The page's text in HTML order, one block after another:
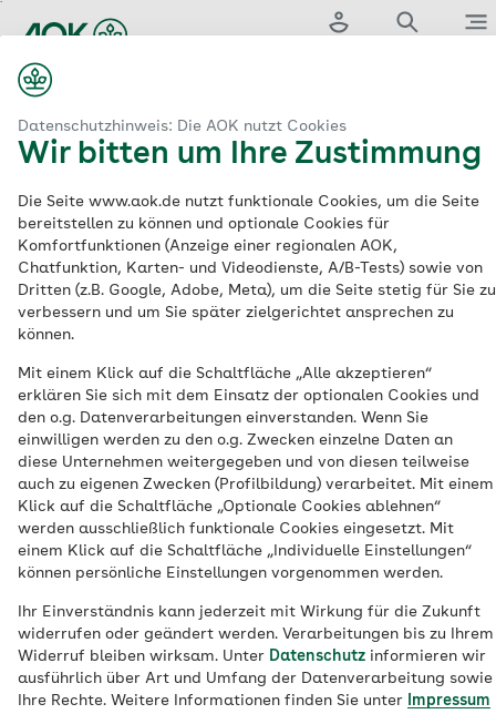
Datenschutzhinweis: Die AOK nutzt Cookies
Wir bitten um Ihre Zustimmung
Die Seite www.aok.de nutzt funktionale Cookies, um die Seite
bereitstellen zu können und optionale Cookies für
Komfortfunktionen (Anzeige einer regionalen AOK,
Chatfunktion, Karten- und Videodienste, A/B-Tests) sowie von
Dritten (z.B. Google, Adobe, Meta), um die Seite stetig für Sie zu
verbessern und um Sie später zielgerichtet ansprechen zu
können.
Mit einem Klick auf die Schaltfläche „Alle akzeptieren“
erklären Sie sich mit dem Einsatz der optionalen Cookies und
den o.g. Datenverarbeitungen einverstanden. Wenn Sie
einwilligen werden zu den o.g. Zwecken einzelne Daten an
diese Unternehmen weitergegeben und von diesen teilweise
auch zu eigenen Zwecken (Profilbildung) verarbeitet. Mit einem
Klick auf die Schaltfläche „Optionale Cookies ablehnen“
werden ausschließlich funktionale Cookies eingesetzt. Mit
einem Klick auf die Schaltfläche „Individuelle Einstellungen“
können persönliche Einstellungen vorgenommen werden.
Ihr Einverständnis kann jederzeit mit Wirkung für die Zukunft
widerrufen oder geändert werden. Verarbeitungen bis zu Ihrem
Widerruf bleiben wirksam. Unter Datenschutz informieren wir
ausführlich über Art und Umfang der Datenverarbeitung sowie
Ihre Rechte. Weitere Informationen finden Sie unter
Impressum
Hauptinhalt
springen
Studentische
Krankenversicherung
Die Krankenversicherung für Studierende
ist in Deutschland eine
Pflichtversicherung. Studierende an
staatlichen oder staatlich anerkannten
Hochschulen müssen in der Kranken- und
Pflegeversicherung versichert sein. Bis zum
25. Geburtstag können Sie beitragsfrei
über einen gesetzlich versicherten
Elternteil familienversichert werden,
anschließend müssen Sie eine eigene
Krankenversicherung wählen.